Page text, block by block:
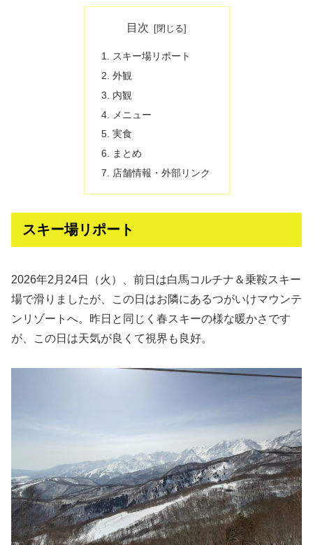
目次
スキー場リポート
外観
内観
メニュー
実食
まとめ
店舗情報・外部リンク
スキー場リポート
2026年2月24日（火）、前日は白馬コルチナ＆乗鞍スキー
場で滑りましたが、この日はお隣にあるつがいけマウンテ
ンリゾートへ。昨日と同じく春スキーの様な暖かさです
が、この日は天気が良くて視界も良好。